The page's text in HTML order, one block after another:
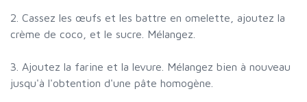
2. Cassez les œufs et les battre en omelette, ajoutez la
crème de coco, et le sucre. Mélangez.
3. Ajoutez la farine et la levure. Mélangez bien à nouveau
jusqu'à l'obtention d'une pâte homogène.